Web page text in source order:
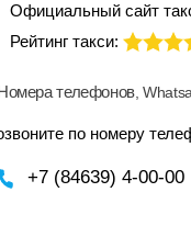
Официальный сайт
Рейтинг такси:
телефонов,
по номеру
+7 (84639) 4-00-00